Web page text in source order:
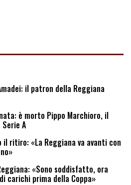
il patron della Reggiana
è morto Pippo Marchioro, il
A
il ritiro: «La Reggiana va avanti con
«Sono soddisfatto, ora
carichi prima della Coppa»